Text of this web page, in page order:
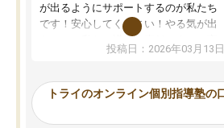
が出るようにサポートするのが私たち
です！安心してください！やる気が出
ないのは私たち講師の責任です」と言
ってくださり、確かに！と考えて、思
ったんですが、学生の先生から学ぶこ
み、徐々に成績が上がったらいいなと
投稿日：2026年03月13日
トライのオンライン個別指導塾の